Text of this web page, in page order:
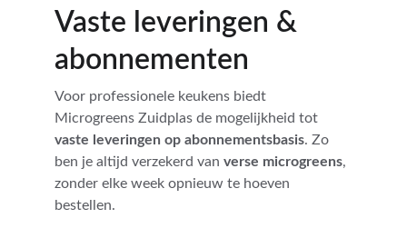
Vaste leveringen &
abonnementen
Voor professionele keukens biedt
Microgreens Zuidplas de mogelijkheid tot
vaste leveringen op abonnementsbasis. Zo
ben je altijd verzekerd van verse microgreens,
zonder elke week opnieuw te hoeven
bestellen.